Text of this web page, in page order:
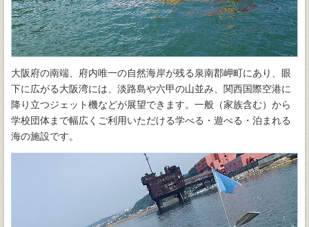
大阪府の南端、府内唯一の自然海岸が残る泉南郡岬町にあり、眼
下に広がる大阪湾には、淡路島や六甲の山並み、関西国際空港に
降り立つジェット機などが展望できます。一般（家族含む）から
学校団体まで幅広くご利用いただける学べる・遊べる・泊まれる
海の施設です。